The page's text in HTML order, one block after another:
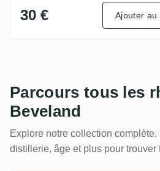
30 € Ajouter au
Parcours tous les
Beveland
Explore notre collection complète.
distillerie, âge et plus pour trouver